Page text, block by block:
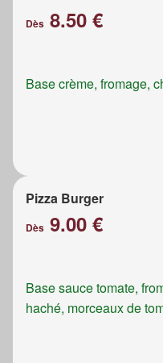
Dès 8.50 €
Base crème, fromage,
Pizza Burger
Dès 9.00 €
Base sauce tomate,
haché, morceaux de